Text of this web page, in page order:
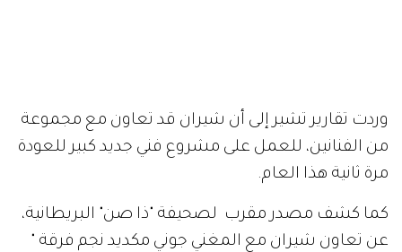
وردت تقارير تشير إلى أن شيران قد تعاون مع مجموعة
من الفنانين، للعمل على مشروع فني جديد كبير للعودة
مرة ثانية هذا العام.
كما كشف مصدر مقرب لصحيفة "ذا صن" البريطانية،
عن تعاون شيران مع المغني جوني مكديد نجم فرقة "